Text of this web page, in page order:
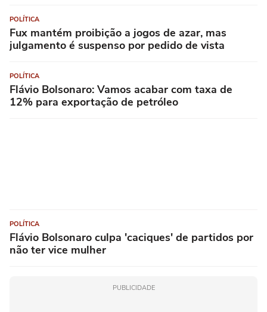
POLÍTICA
Fux mantém proibição a jogos de azar, mas
julgamento é suspenso por pedido de vista
POLÍTICA
Flávio Bolsonaro: Vamos acabar com taxa de
12% para exportação de petróleo
POLÍTICA
Flávio Bolsonaro culpa 'caciques' de partidos por
não ter vice mulher
PUBLICIDADE